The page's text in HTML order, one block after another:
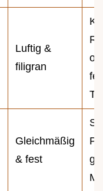
Luftig &
filigran
Gleichmäßig
& fest